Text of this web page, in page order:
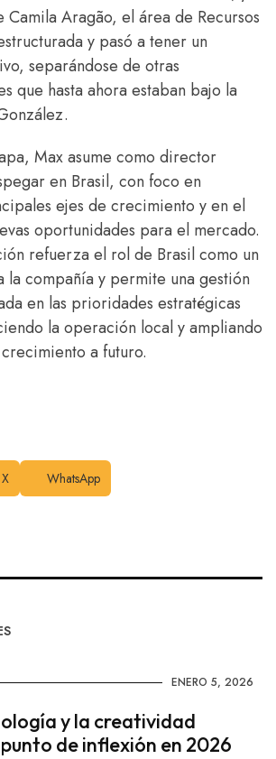
Camila Aragão, el área de Recursos
y pasó a tener un
separándose de otras
que hasta ahora estaban bajo la
Max asume como director
en Brasil, con foco en
ejes de crecimiento y en el
oportunidades para el mercado.
refuerza el rol de Brasil como un
la compañía y permite una gestión
en las prioridades estratégicas
la operación local y ampliando
a futuro.
X WhatsApp
ENERO 5, 2026
y la creatividad
de inflexión en 2026